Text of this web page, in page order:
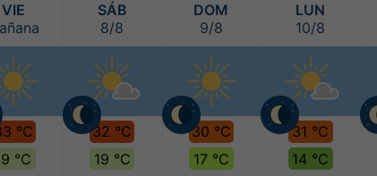
VIE
°C
°C
SÁB
8/8
32 °C
19 °C
DOM
9/8
30 °C
17 °C
LUN
10/8
31 °C
14 °C